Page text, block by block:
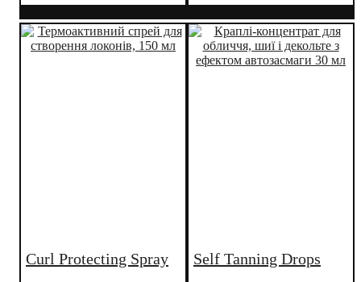
Curl Protecting Spray Self Tanning Drops